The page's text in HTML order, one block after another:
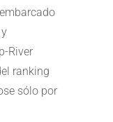
River
ranking
sólo por